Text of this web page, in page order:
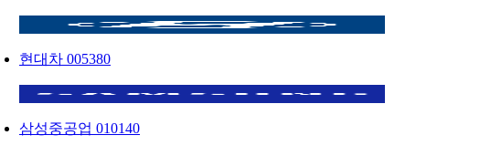
현대차 005380
삼성중공업 010140